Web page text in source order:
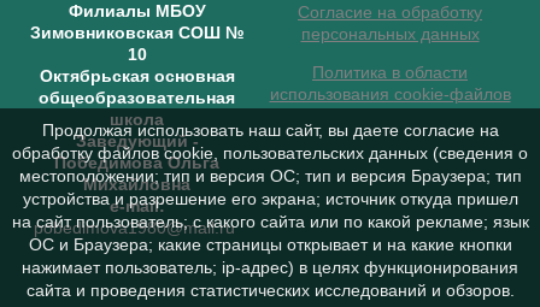
Филиалы МБОУ
Зимовниковская СОШ №
10
Октябрьская основная
общеобразовательная
школа
Заведующий-
Победимова Ольга
Михайловна
e-mail:
pobedimova1980@mail.ru
Согласие на обработку
персональных данных
Политика в области
использования cookie-файлов
Продолжая использовать наш сайт, вы даете согласие на
обработку файлов cookie, пользовательских данных (сведения о
местоположении; тип и версия ОС; тип и версия Браузера; тип
устройства и разрешение его экрана; источник откуда пришел
на сайт пользователь; с какого сайта или по какой рекламе; язык
ОС и Браузера; какие страницы открывает и на какие кнопки
нажимает пользователь; ip-адрес) в целях функционирования
сайта и проведения статистических исследований и обзоров.